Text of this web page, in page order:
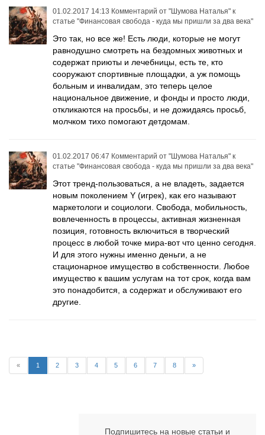
01.02.2017 14:13 Комментарий от "Шумова Наталья" к
статье "Финансовая свобода - куда мы пришли за два века"
Это так, но все же! Есть люди, которые не могут
равнодушно смотреть на бездомных животных и
содержат приюты и лечебницы, есть те, кто
сооружают спортивные площадки, а уж помощь
больным и инвалидам, это теперь целое
национальное движение, и фонды и просто люди,
откликаются на просьбы, и не дожидаясь просьб,
молчком тихо помогают детдомам.
01.02.2017 06:47 Комментарий от "Шумова Наталья" к
статье "Финансовая свобода - куда мы пришли за два века"
Этот тренд-пользоваться, а не владеть, задается
новым поколением Y (игрек), как его называют
маркетологи и социологи. Свобода, мобильность,
вовлеченность в процессы, активная жизненная
позиция, готовность включиться в творческий
процесс в любой точке мира-вот что ценно сегодня.
И для этого нужны именно деньги, а не
стационарное имущество в собственности. Любое
имущество к вашим услугам на тот срок, когда вам
это понадобится, а содержат и обслуживают его
другие.
« 1 2 3 4 5 6 7 8 »
Подпишитесь на новые статьи и